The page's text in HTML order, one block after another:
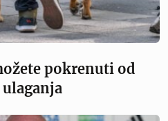
pokrenuti od